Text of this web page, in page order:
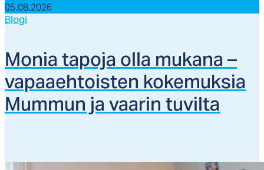
05.08.2026
Blogi
Mo­nia ta­po­ja ol­la mu­ka­na –
va­paaeh­tois­ten ko­ke­muk­sia
Mum­mun ja vaa­rin tu­vil­ta